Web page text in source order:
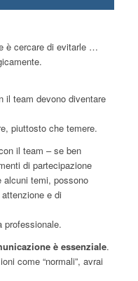
è cercare di evitarle …
il team devono diventare
piuttosto che temere.
il team – se ben
di partecipazione
alcuni temi, possono
e di
professionale.
è essenziale.
come “normali”, avrai